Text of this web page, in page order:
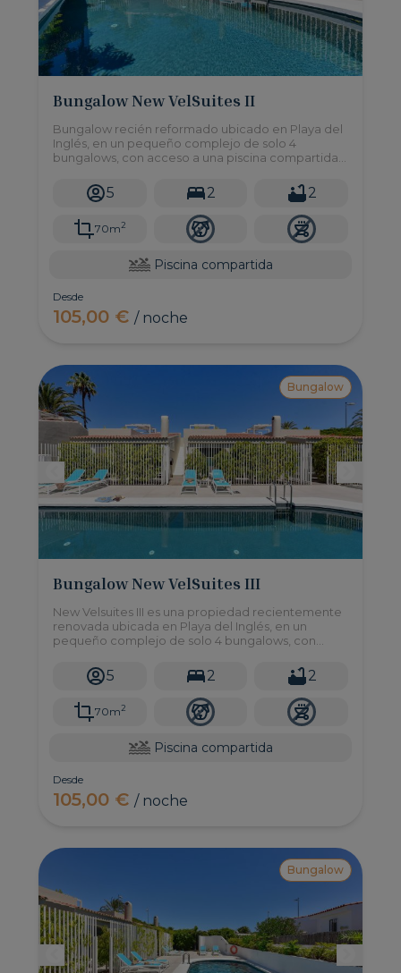
Bungalow New VelSuites II
Bungalow recién reformado ubicado en Playa del
Inglés, en un pequeño complejo de solo 4
bungalows, con acceso a una piscina compartida y
personas.5 2 2
70m2
Piscina compartida
Desde
105,00 €/ noche
Bungalow
Bungalow New VelSuites III
New Velsuites III es una propiedad recientemente
renovada ubicada en Playa del Inglés, en un
pequeño complejo de solo 4 bungalows, con
con capacidad hasta 5personas.
5 2 2
70m2
Piscina compartida
Desde
105,00 €/ noche
Bungalow